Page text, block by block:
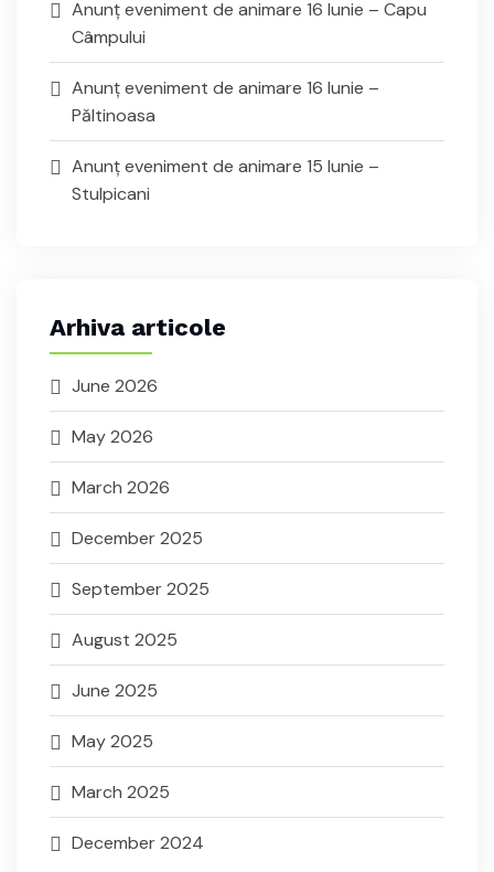
Anunț eveniment de animare 16 Iunie – Capu
Câmpului
Anunț eveniment de animare 16 Iunie –
Păltinoasa
Anunț eveniment de animare 15 Iunie –
Stulpicani
Arhiva articole
June 2026
May 2026
March 2026
December 2025
September 2025
August 2025
June 2025
May 2025
March 2025
December 2024